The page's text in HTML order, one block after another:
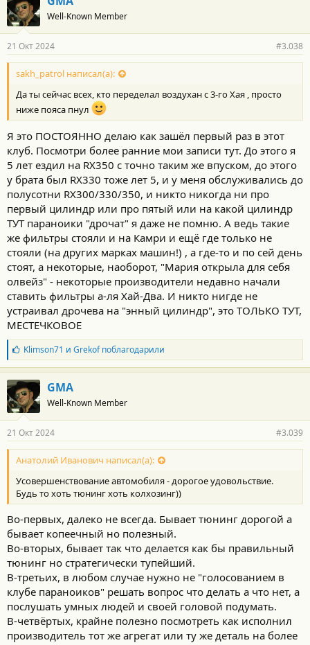
Well-Known Member
21 Окт 2024 #3.038
sakh_patrol написал(а):
Да ты сейчас всех, кто переделал воздухан с 3-го Хая , просто
ниже пояса пнул
Я это ПОСТОЯННО делаю как зашёл первый раз в этот
клуб. Посмотри более ранние мои записи тут. До этого я
5 лет ездил на RX350 с точно таким же впуском, до этого
у брата был RX330 тоже лет 5, и у меня обслуживались до
полусотни RX300/330/350, и никто никогда ни про
первый цилиндр или про пятый или на какой цилиндр
ТУТ параноики "дрочат" я даже не помню. А ведь такие
же фильтры стояли и на Камри и ещё где только не
стояли (на других марках машин!) , а где-то и по сей день
стоят, а некоторые, наоборот, "Мария открыла для себя
олвейз" - некоторые производители недавно начали
ставить фильтры а-ля Хай-Два. И никто нигде не
устраивал дрочева на "энный цилиндр", это ТОЛЬКО ТУТ,
МЕСТЕЧКОВОЕ
Б
л
а
г
о
д
а
н
о
с
и
:
Klimson71 и Grekofпоблагодарили
GMA
Well-Known Member
21 Окт 2024 #3.039
Анатолий Иванович написал(а):
Усовершенствование автомобиля - дорогое удовольствие.
Будь то хоть тюнинг хоть колхозинг))
Во-первых, далеко не всегда. Бывает тюнинг дорогой а
бывает копеечный но полезный.
Во-вторых, бывает так что делается как бы правильный
тюнинг но стратегически тупейший.
В-третьих, в любом случае нужно не "голосованием в
клубе параноиков" решать вопрос что делать а что нет, а
послушать умных людей и своей головой подумать.
В-четвёртых, крайне полезно посмотреть как исполнил
производитель тот же агрегат или ту же деталь на более